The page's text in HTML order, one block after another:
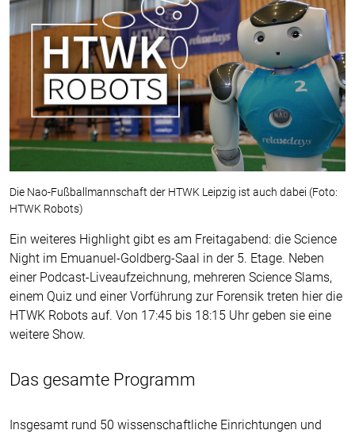
Die Nao-Fußballmannschaft der HTWK Leipzig ist auch dabei (Foto:
HTWK Robots)
Ein weiteres Highlight gibt es am Freitagabend: die Science
Night im Emuanuel-Goldberg-Saal in der 5. Etage. Neben
einer Podcast-Liveaufzeichnung, mehreren Science Slams,
einem Quiz und einer Vorführung zur Forensik treten hier die
HTWK Robots auf. Von 17:45 bis 18:15 Uhr geben sie eine
weitere Show.
Das gesamte Programm
Insgesamt rund 50 wissenschaftliche Einrichtungen und